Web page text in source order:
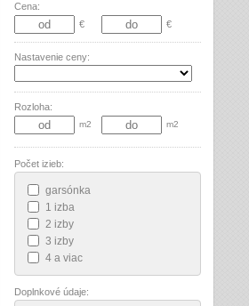
Cena:
€
€
Nastavenie ceny:
Rozloha:
m2 m2
Počet izieb:
garsónka
1 izba
2 izby
3 izby
4 a viac
Doplnkové údaje: